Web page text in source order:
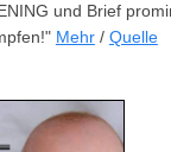
und Brief
Mehr/ Quelle